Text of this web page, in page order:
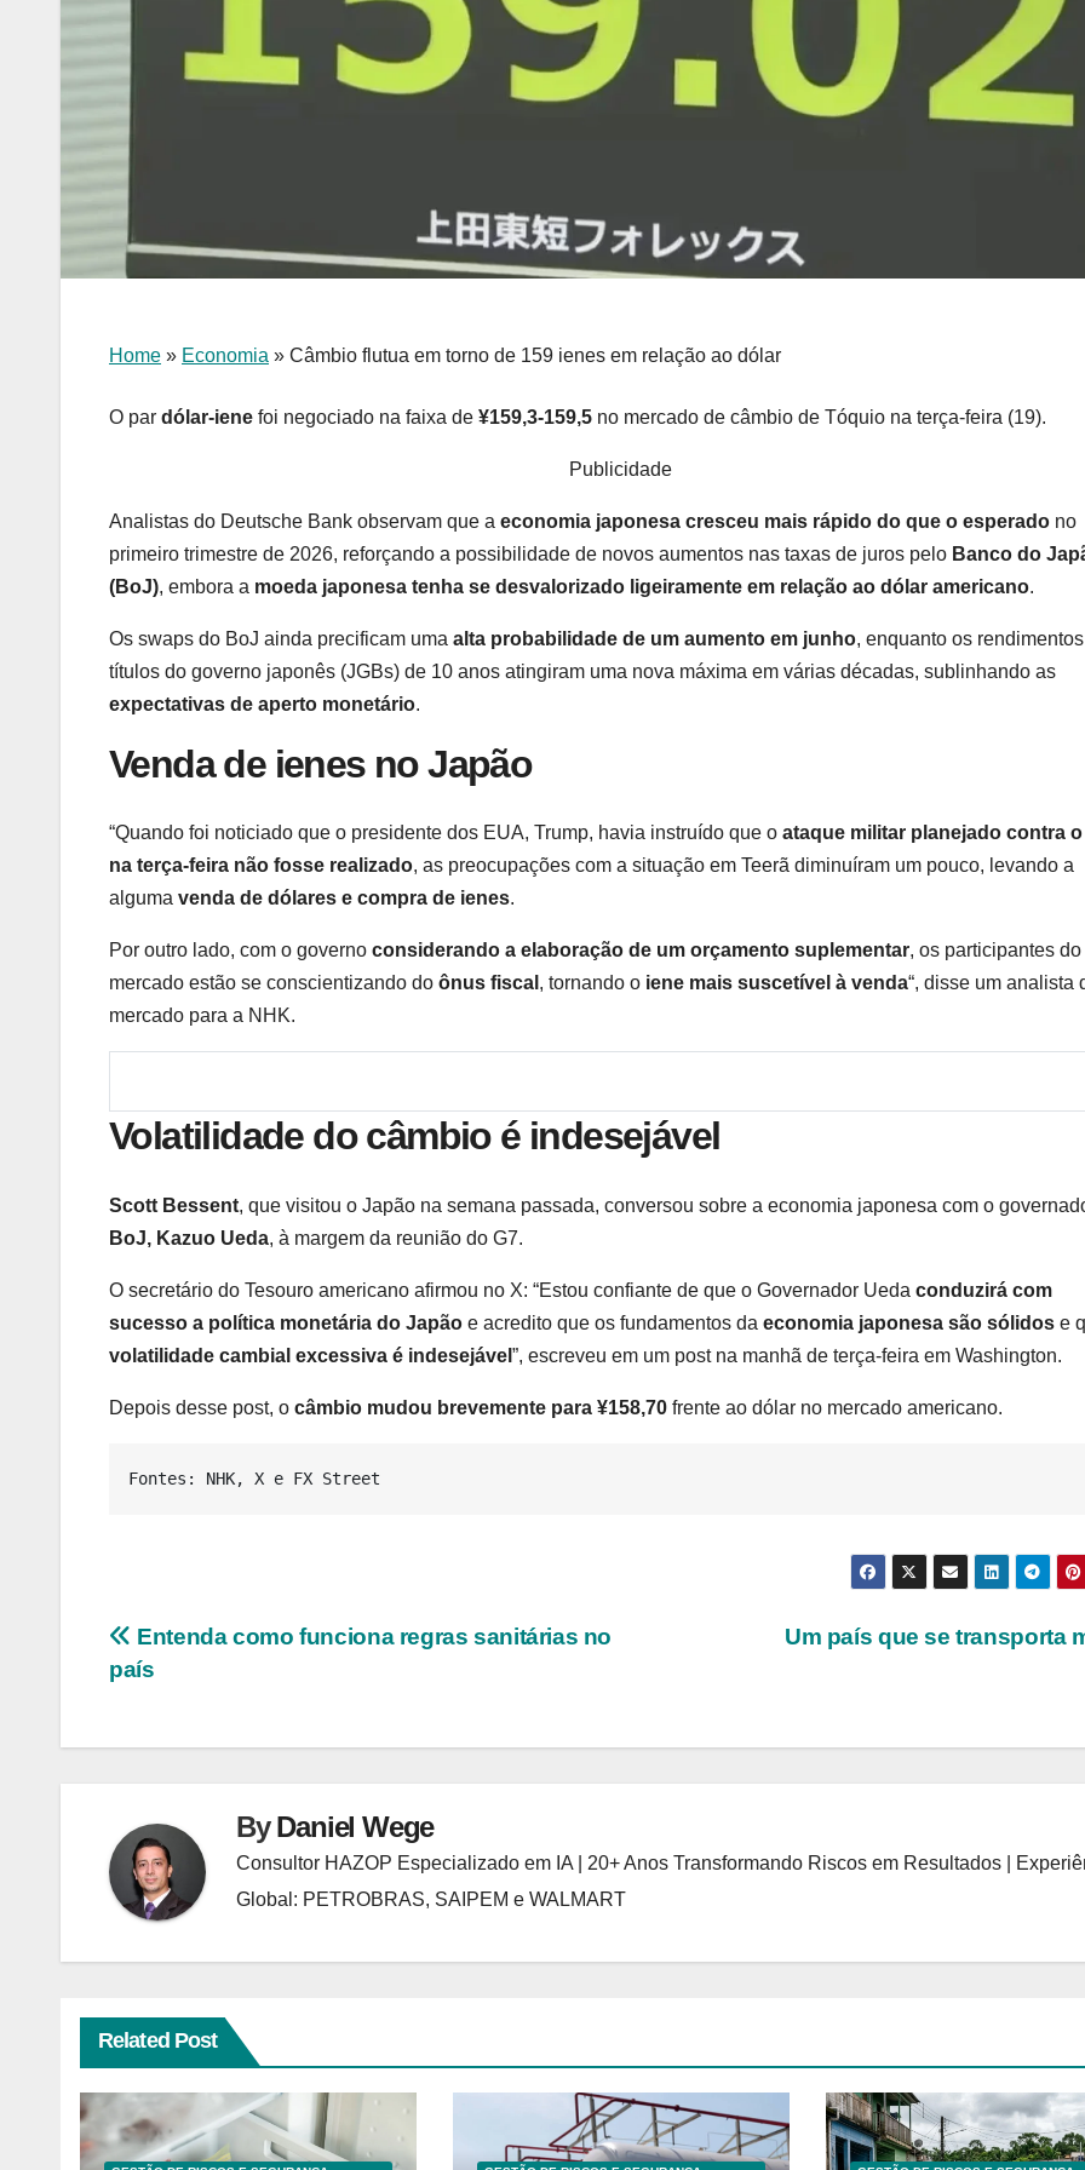
Home » Economia » Câmbio flutua em torno de 159 ienes em relação ao dólar
O par dólar-iene foi negociado na faixa de ¥159,3-159,5 no mercado de câmbio de Tóquio na terça-feira (19).
Publicidade
Analistas do Deutsche Bank observam que a economia japonesa cresceu mais rápido do que o esperado no
primeiro trimestre de 2026, reforçando a possibilidade de novos aumentos nas taxas de juros pelo Banco do
(BoJ), embora a moeda japonesa tenha se desvalorizado ligeiramente em relação ao dólar americano.
Os swaps do BoJ ainda precificam uma alta probabilidade de um aumento em junho, enquanto os
títulos do governo japonês (JGBs) de 10 anos atingiram uma nova máxima em várias décadas, sublinhando as
expectativas de aperto monetário.
Venda de ienes no Japão
“Quando foi noticiado que o presidente dos EUA, Trump, havia instruído que o ataque militar planejado contra o
na terça-feira não fosse realizado, as preocupações com a situação em Teerã diminuíram um pouco, levando a
alguma venda de dólares e compra de ienes.
Por outro lado, com o governo considerando a elaboração de um orçamento suplementar, os participantes do
mercado estão se conscientizando do ônus fiscal , tornando o iene mais suscetível à venda“, disse um analista
mercado para a NHK.
Volatilidade do câmbio é indesejável
Scott Bessent, que visitou o Japão na semana passada, conversou sobre a economia japonesa com o
BoJ, Kazuo Ueda, à margem da reunião do G7.
O secretário do Tesouro americano afirmou no X: “Estou confiante de que o Governador Ueda conduzirá com
sucesso a política monetária do Japão e acredito que os fundamentos da economia japonesa são sólidos e
volatilidade cambial excessiva é indesejável ”, escreveu em um post na manhã de terça-feira em Washington.
Depois desse post, o câmbio mudou brevemente para ¥158,70 frente ao dólar no mercado americano.
Fontes: NHK, X e FX Street
Navegação
de
Post
Um país que se transporta
Entenda como funciona regras sanitárias no
país
ByDaniel Wege
Consultor HAZOP Especializado em IA | 20+ Anos Transformando Riscos em Resultados |
Global: PETROBRAS, SAIPEM e WALMART
Related Post